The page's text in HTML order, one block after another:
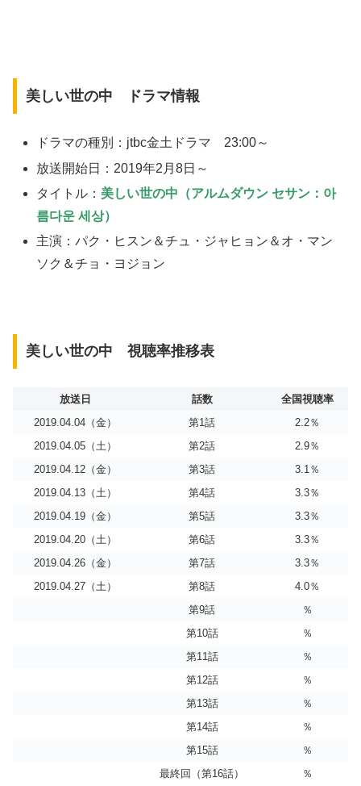
美しい世の中 ドラマ情報
ドラマの種別：jtbc金土ドラマ 23:00～
放送開始日：2019年2月8日～
タイトル： 美しい世の中（アルムダウン セサン：아
름다운 세상）
主演：パク・ヒスン＆チュ・ジャヒョン＆オ・マン
ソク＆チョ・ヨジョン
美しい世の中 視聴率推移表
放送日 話数
全国視聴率
2019.04.04（金）
第1話
2.2％
2019.04.05（土）
第2話
2.9％
2019.04.12（金）
第3話
3.1％
2019.04.13（土）
第4話
3.3％
2019.04.19（金）
第5話
3.3％
2019.04.20（土）
第6話
3.3％
2019.04.26（金）
第7話
3.3％
2019.04.27（土）
第8話
4.0％
第9話
％
第10話
％
第11話
％
第12話
％
第13話
％
第14話
％
第15話
％
最終回（第16話）
％